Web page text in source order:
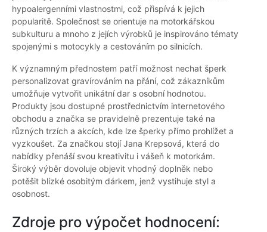
hypoalergenními vlastnostmi, což přispívá k jejich
popularitě. Společnost se orientuje na motorkářskou
subkulturu a mnoho z jejích výrobků je inspirováno tématy
spojenými s motocykly a cestováním po silnicích.
K významným přednostem patří možnost nechat šperk
personalizovat gravírováním na přání, což zákazníkům
umožňuje vytvořit unikátní dar s osobní hodnotou.
Produkty jsou dostupné prostřednictvím internetového
obchodu a značka se pravidelně prezentuje také na
různých trzích a akcích, kde lze šperky přímo prohlížet a
vyzkoušet. Za značkou stojí Jana Krepsová, která do
nabídky přenáší svou kreativitu i vášeň k motorkám.
Široký výběr dovoluje objevit vhodný doplněk nebo
potěšit blízké osobitým dárkem, jenž vystihuje styl a
osobnost.
Zdroje pro výpočet hodnocení: